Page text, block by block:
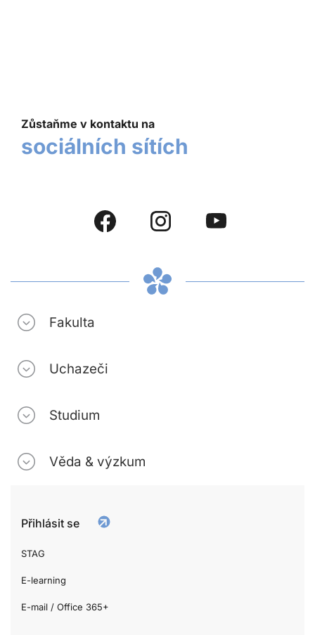
Zůstaňme v kontaktu na
sociálních sítích
Fakulta
Uchazeči
Studium
Věda & výzkum
Přihlásit se
STAG
E-learning
E-mail / Office 365+